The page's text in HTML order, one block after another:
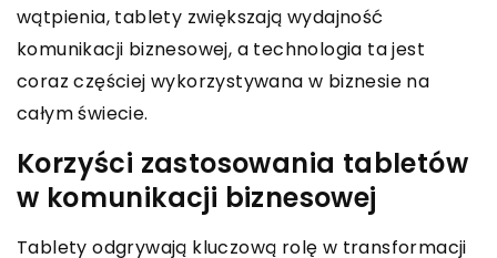
wątpienia, tablety zwiększają wydajność
komunikacji biznesowej, a technologia ta jest
coraz częściej wykorzystywana w biznesie na
całym świecie.
Korzyści zastosowania tabletów
w komunikacji biznesowej
Tablety odgrywają kluczową rolę w transformacji